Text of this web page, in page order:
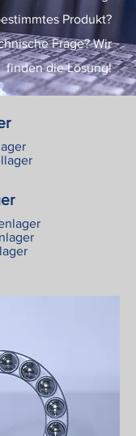
Produkt?
Frage? Wir
finden die Lösung!